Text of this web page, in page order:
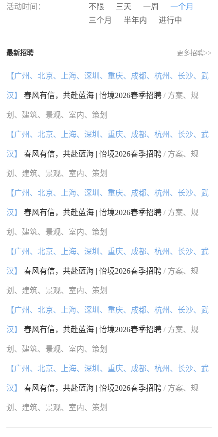
广西
海南 重庆
四川
国外
活动时间： 不限 三天 一周
一个月
三个月
半年内 进行中
最新招聘 更多招聘>>
【广州、北京、上海、深圳、重庆、成都、杭州、长沙、武
汉】 春风有信，共赴蓝海 | 怡境2026春季招聘/ 方案、规
划、建筑、景观、室内、策划
【广州、北京、上海、深圳、重庆、成都、杭州、长沙、武
汉】 春风有信，共赴蓝海 | 怡境2026春季招聘/ 方案、规
划、建筑、景观、室内、策划
【广州、北京、上海、深圳、重庆、成都、杭州、长沙、武
汉】 春风有信，共赴蓝海 | 怡境2026春季招聘/ 方案、规
划、建筑、景观、室内、策划
【广州、北京、上海、深圳、重庆、成都、杭州、长沙、武
汉】 春风有信，共赴蓝海 | 怡境2026春季招聘/ 方案、规
划、建筑、景观、室内、策划
【广州、北京、上海、深圳、重庆、成都、杭州、长沙、武
汉】 春风有信，共赴蓝海 | 怡境2026春季招聘/ 方案、规
划、建筑、景观、室内、策划
【广州、北京、上海、深圳、重庆、成都、杭州、长沙、武
汉】 春风有信，共赴蓝海 | 怡境2026春季招聘/ 方案、规
划、建筑、景观、室内、策划